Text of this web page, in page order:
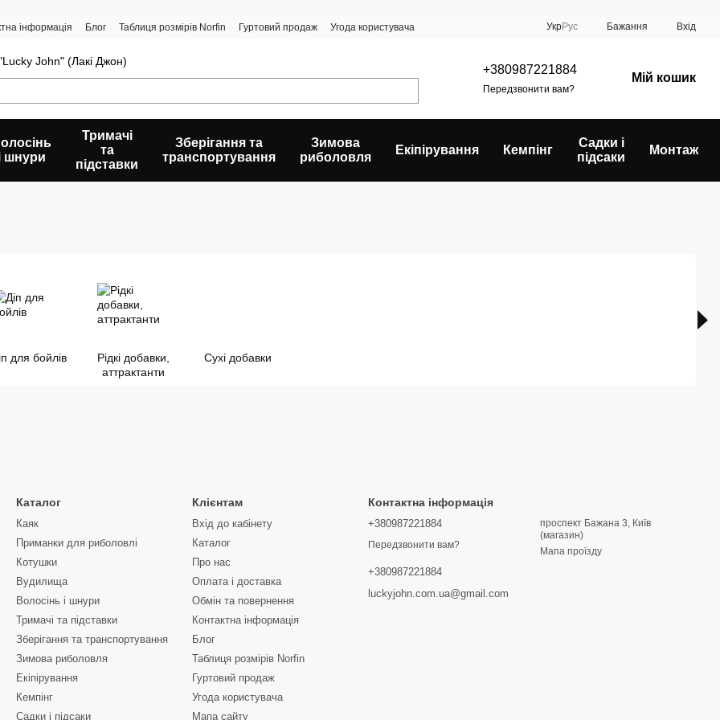
інформація Блог Таблиця розмірів Norfin Гуртовий продаж
Угода користувача
УкрРус Бажання Вхід
John" (Лакі Джон)
+380987221884
Передзвонити вам?
Мій кошик
шнури
Тримачі
та
підставки
Зберігання та
транспортування
Зимова
риболовля
Екіпірування Кемпінг
Садки і
підсаки
Монтаж
для бойлів
Рідкі добавки,
аттрактанти
Сухі добавки
Каталог
Каяк
Приманки для риболовлі
Котушки
Вудилища
Волосінь і шнури
Тримачі та підставки
Зберігання та транспортування
Зимова риболовля
Екіпірування
Кемпінг
Садки і підсаки
Клієнтам
Вхід до кабінету
Каталог
Про нас
Оплата і доставка
Обмін та повернення
Контактна інформація
Блог
Таблиця розмірів Norfin
Гуртовий продаж
Угода користувача
Мапа сайту
Контактна інформація
+380987221884
Передзвонити вам?
+380987221884
luckyjohn.com.ua@gmail.com
проспект Бажана 3, Київ
(магазин)
Мапа проїзду